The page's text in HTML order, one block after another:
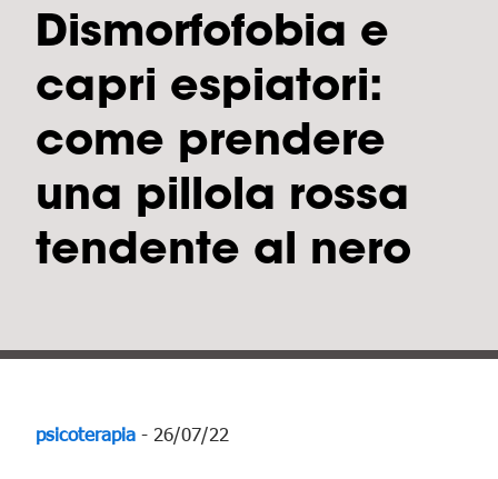
Dismorfofobia e
capri espiatori:
come prendere
una pillola rossa
tendente al nero
psicoterapia - 26/07/22